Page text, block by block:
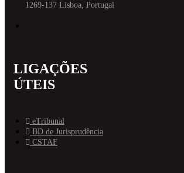
1269-137 Lisboa, Portugal
LIGAÇÕES
ÚTEIS
eTribunal
BD de Jurisprudência
CSTAF